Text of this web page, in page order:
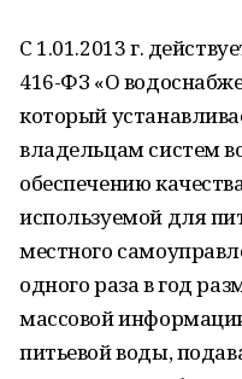
С 1.01.2013 г.
416-ФЗ «О
который
владельцам систем
обеспечению
используемой для
местного
одного раза в год
массовой
питьевой воды,